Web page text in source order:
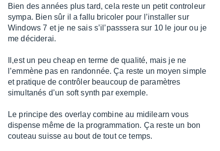
Bien des années plus tard, cela reste un petit controleur
sympa. Bien sûr il a fallu bricoler pour l’installer sur
Windows 7 et je ne sais s’il’passsera sur 10 le jour ou je
me déciderai.
Il,est un peu cheap en terme de qualité, mais je ne
l’emmène pas en randonnée. Ça reste un moyen simple
et pratique de contrôler beaucoup de paramètres
simultanés d’un soft synth par exemple.
Le principe des overlay combine au midilearn vous
dispense même de la programmation. Ça reste un bon
couteau suisse au bout de tout ce temps.